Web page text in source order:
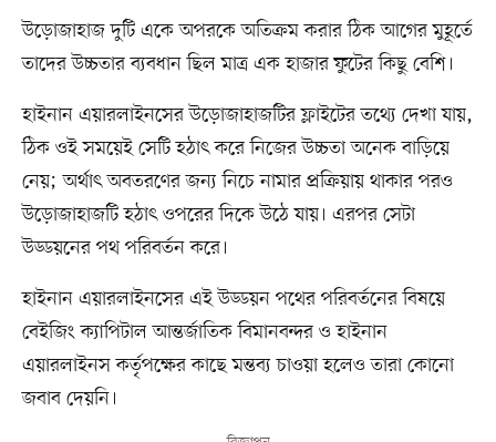
উড়োজাহাজ দুটি একে অপরকে অতিক্রম করার ঠিক আগের মুহূর্তে
তাদের উচ্চতার ব্যবধান ছিল মাত্র এক হাজার ফুটের কিছু বেশি।
হাইনান এয়ারলাইনসের উড়োজাহাজটির ফ্লাইটের তথ্যে দেখা যায়,
ঠিক ওই সময়েই সেটি হঠাৎ করে নিজের উচ্চতা অনেক বাড়িয়ে
নেয়; অর্থাৎ অবতরণের জন্য নিচে নামার প্রক্রিয়ায় থাকার পরও
উড়োজাহাজটি হঠাৎ ওপরের দিকে উঠে যায়। এরপর সেটা
উড্ডয়নের পথ পরিবর্তন করে।
হাইনান এয়ারলাইনসের এই উড্ডয়ন পথের পরিবর্তনের বিষয়ে
বেইজিং ক্যাপিটাল আন্তর্জাতিক বিমানবন্দর ও হাইনান
এয়ারলাইনস কর্তৃপক্ষের কাছে মন্তব্য চাওয়া হলেও তারা কোনো
জবাব দেয়নি।